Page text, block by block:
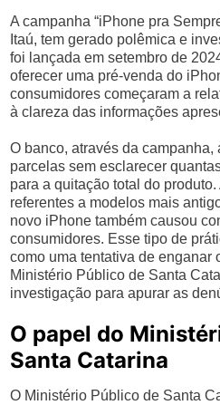
A campanha “iPhone pra
Itaú, tem gerado polêmica e
foi lançada em setembro de
oferecer uma pré-venda do
consumidores começaram a
à clareza das informações
O banco, através da
parcelas sem esclarecer
para a quitação total do
referentes a modelos mais
novo iPhone também causou
consumidores. Esse tipo de
como uma tentativa de enganar
Ministério Público de Santa
investigação para apurar as
O papel do
Santa Catarina
O Ministério Público de Santa